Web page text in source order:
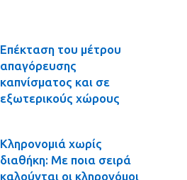
Επέκταση του μέτρου
απαγόρευσης
καπνίσματος και σε
εξωτερικούς χώρους
Κληρονομιά χωρίς
διαθήκη: Με ποια σειρά
καλούνται οι κληρονόμοι